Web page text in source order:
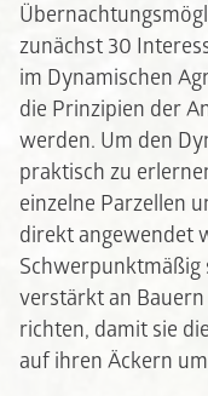
zunächst 30
im Dynamischen
die Prinzipien der
werden. Um den
praktisch zu
einzelne Parzellen
direkt angewendet
Schwerpunktmäßig
verstärkt an
richten, damit sie
auf ihren Äckern